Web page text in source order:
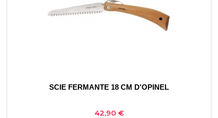
SCIE FERMANTE 18 CM D'OPINEL
Prix
42,90 €